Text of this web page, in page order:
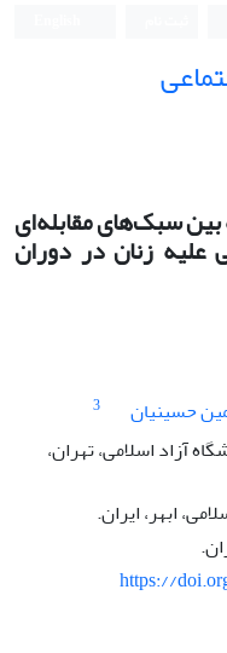
سبک‌های مقابله‌ای
زنان در دوران
حسینیان
3
آزاد اسلامی، تهران،
ابهر، ایران.
https://